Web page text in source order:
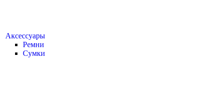
Аксессуары
Ремни
Сумки